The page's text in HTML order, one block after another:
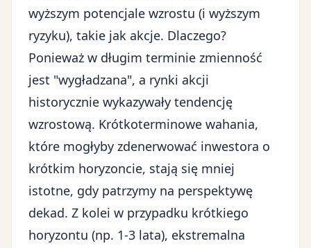
wyższym potencjale wzrostu (i wyższym
ryzyku), takie jak akcje. Dlaczego?
Ponieważ w długim terminie zmienność
jest "wygładzana", a rynki akcji
historycznie wykazywały tendencję
wzrostową. Krótkoterminowe wahania,
które mogłyby zdenerwować inwestora o
krótkim horyzoncie, stają się mniej
istotne, gdy patrzymy na perspektywę
dekad. Z kolei w przypadku krótkiego
horyzontu (np. 1-3 lata), ekstremalna